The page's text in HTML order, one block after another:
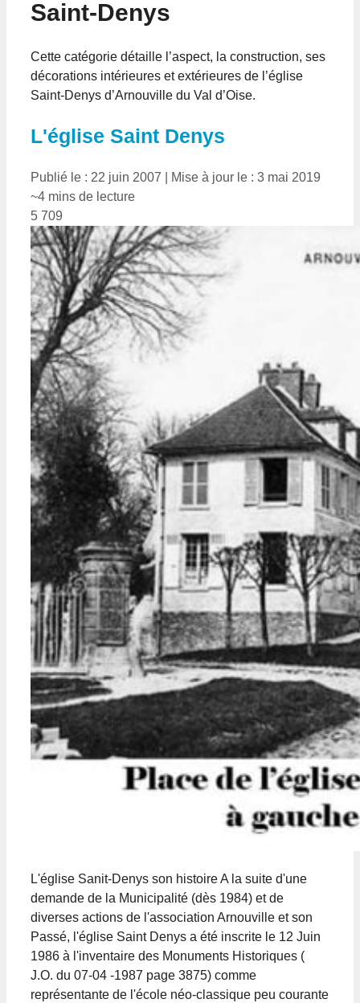
Saint-Denys
Cette catégorie détaille l’aspect, la construction, ses
décorations intérieures et extérieures de l’église
Saint-Denys d’Arnouville du Val d’Oise.
L'église Saint Denys
Publié le : 22 juin 2007
Mise à jour le : 3 mai 2019
~4 mins de lecture
5 709
L'église Sanit-Denys son histoire A la suite d'une
demande de la Municipalité (dès 1984) et de
diverses actions de l'association Arnouville et son
Passé, l'église Saint Denys a été inscrite le 12 Juin
1986 à l'inventaire des Monuments Historiques (
J.O. du 07-04 -1987 page 3875) comme
représentante de l'école néo-classique peu courante